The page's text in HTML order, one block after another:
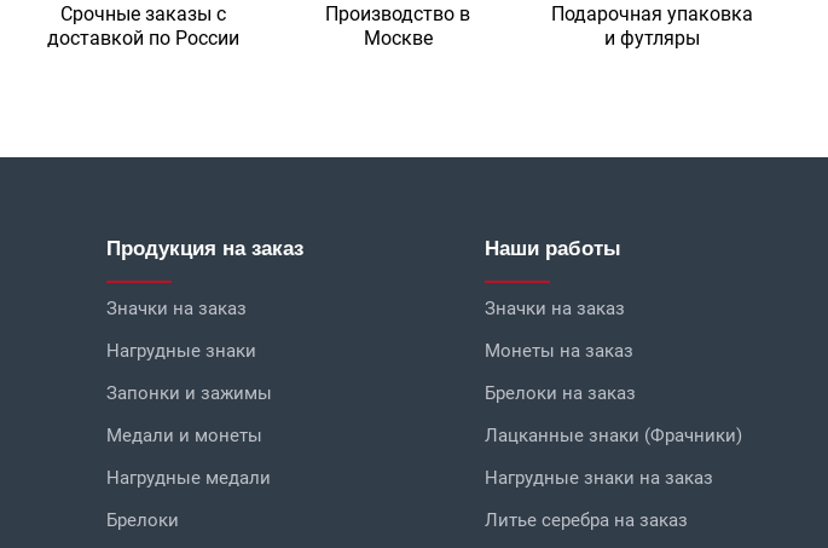
Срочные заказы с
доставкой по России
Производство в
Москве
Подарочная упаковка
и футляры
Продукция на заказ
Значки на заказ
Нагрудные знаки
Запонки и зажимы
Медали и монеты
Нагрудные медали
Брелоки
Наши работы
Значки на заказ
Монеты на заказ
Брелоки на заказ
Лацканные знаки (Фрачники)
Нагрудные знаки на заказ
Литье серебра на заказ